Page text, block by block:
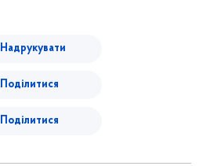
Надрукувати
Поділитися
Поділитися